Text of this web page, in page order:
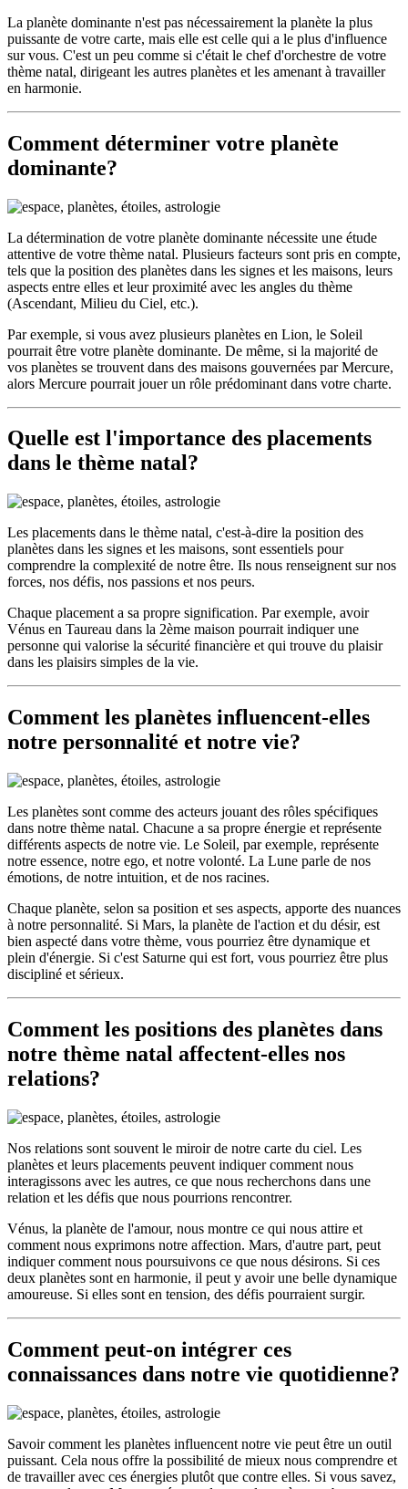
La planète dominante n'est pas nécessairement la planète la plus
puissante de votre carte, mais elle est celle qui a le plus d'influence
sur vous. C'est un peu comme si c'était le chef d'orchestre de votre
thème natal, dirigeant les autres planètes et les amenant à travailler
en harmonie.
Comment déterminer votre planète
dominante?
La détermination de votre planète dominante nécessite une étude
attentive de votre thème natal. Plusieurs facteurs sont pris en compte,
tels que la position des planètes dans les signes et les maisons, leurs
aspects entre elles et leur proximité avec les angles du thème
(Ascendant, Milieu du Ciel, etc.).
Par exemple, si vous avez plusieurs planètes en Lion, le Soleil
pourrait être votre planète dominante. De même, si la majorité de
vos planètes se trouvent dans des maisons gouvernées par Mercure,
alors Mercure pourrait jouer un rôle prédominant dans votre charte.
Quelle est l'importance des placements
dans le thème natal?
Les placements dans le thème natal, c'est-à-dire la position des
planètes dans les signes et les maisons, sont essentiels pour
comprendre la complexité de notre être. Ils nous renseignent sur nos
forces, nos défis, nos passions et nos peurs.
Chaque placement a sa propre signification. Par exemple, avoir
Vénus en Taureau dans la 2ème maison pourrait indiquer une
personne qui valorise la sécurité financière et qui trouve du plaisir
dans les plaisirs simples de la vie.
Comment les planètes influencent-elles
notre personnalité et notre vie?
Les planètes sont comme des acteurs jouant des rôles spécifiques
dans notre thème natal. Chacune a sa propre énergie et représente
différents aspects de notre vie. Le Soleil, par exemple, représente
notre essence, notre ego, et notre volonté. La Lune parle de nos
émotions, de notre intuition, et de nos racines.
Chaque planète, selon sa position et ses aspects, apporte des nuances
à notre personnalité. Si Mars, la planète de l'action et du désir, est
bien aspecté dans votre thème, vous pourriez être dynamique et
plein d'énergie. Si c'est Saturne qui est fort, vous pourriez être plus
discipliné et sérieux.
Comment les positions des planètes dans
notre thème natal affectent-elles nos
relations?
Nos relations sont souvent le miroir de notre carte du ciel. Les
planètes et leurs placements peuvent indiquer comment nous
interagissons avec les autres, ce que nous recherchons dans une
relation et les défis que nous pourrions rencontrer.
Vénus, la planète de l'amour, nous montre ce qui nous attire et
comment nous exprimons notre affection. Mars, d'autre part, peut
indiquer comment nous poursuivons ce que nous désirons. Si ces
deux planètes sont en harmonie, il peut y avoir une belle dynamique
amoureuse. Si elles sont en tension, des défis pourraient surgir.
Comment peut-on intégrer ces
connaissances dans notre vie quotidienne?
Savoir comment les planètes influencent notre vie peut être un outil
puissant. Cela nous offre la possibilité de mieux nous comprendre et
de travailler avec ces énergies plutôt que contre elles. Si vous savez,